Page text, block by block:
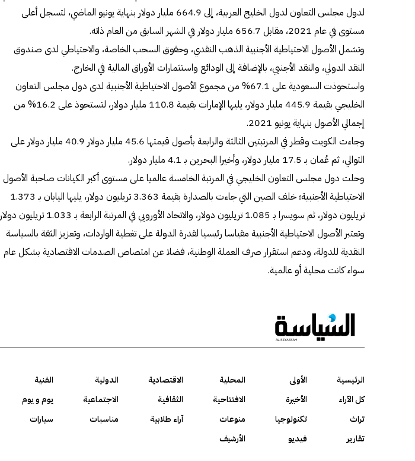
لدول مجلس التعاون لدول الخليج العربية، إلى 664.9 مليار دولار بنهاية يونيو الماضي، لتسجل أعلى
مستوى في عام 2021، مقابل 656.7 مليار دولار في الشهر السابق من العام ذاته.
وتشمل الأصول الاحتياطية الأجنبية الذهب النقدي، وحقوق السحب الخاصة، والاحتياطي لدى صندوق
النقد الدولي، والنقد الأجنبي، بالإضافة إلى الودائع واستثمارات الأوراق المالية في الخارج.
واستحوذت السعودية على 67.1% من مجموع الأصول الاحتياطية الأجنبية لدى دول مجلس التعاون
الخليجي بقيمة 445.9 مليار دولار، يليها الإمارات بقيمة 110.8 مليار دولار، لتستحوذ على 16.2% من
إجمالي الأصول بنهاية يونيو 2021.
وجاءت الكويت وقطر في المرتبتين الثالثة والرابعة بأصول قيمتها 45.6 مليار دولار 40.9 مليار دولار على
التوالي، ثم عُمان بـ 17.5 مليار دولار، وأخيرا البحرين بـ 4.1 مليار دولار.
وحلت دول مجلس التعاون الخليجي في المرتبة الخامسة عالميا على مستوى أكبر الكيانات صاحبة الأصول
الاحتياطية الأجنبية؛ خلف الصين التي جاءت بالصدارة بقيمة 3.363 تريليون دولار، يليها اليابان بـ 1.373
تريليون دولار، ثم سويسرا بـ 1.085 تريليون دولار، والاتحاد الأوروبي في المرتبة الرابعة بـ 1.033 تريليون دولار.
وتعتبر الأصول الاحتياطية الأجنبية مقياسا رئيسيا لقدرة الدولة على تغطية الواردات، وتعزيز الثقة بالسياسة
النقدية للدولة، ودعم استقرار صرف العملة الوطنية، فضلا عن امتصاص الصدمات الاقتصادية بشكل عام
سواء كانت محلية أو عالمية.
الرئيسية الأولى المحلية الاقتصادية الدولية الفنية
كل الآراء
الأخيرة الافتتاحية الثقافية الاجتماعية يوم و يوم
تراث
تكنولوجيا منوعات آراء طلابية مناسبات سيارات
تقارير
فيديو الأرشيف